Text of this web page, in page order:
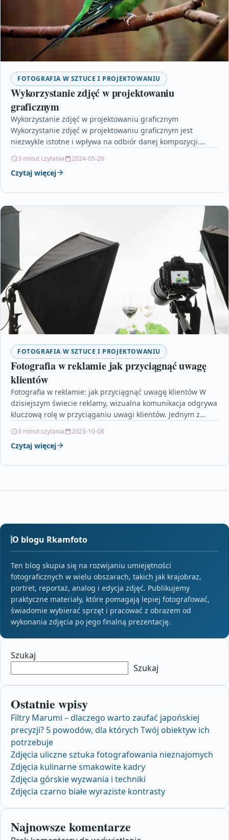
FOTOGRAFIA W SZTUCE I PROJEKTOWANIU
Wykorzystanie zdjęć w projektowaniu
graficznym
Wykorzystanie zdjęć w projektowaniu graficznym
Wykorzystanie zdjęć w projektowaniu graficznym jest
niezwykle istotne i wpływa na odbiór danej kompozycji.
3 minut czytania 2024-05-26
Czytaj więcej
FOTOGRAFIA W SZTUCE I PROJEKTOWANIU
Fotografia w reklamie jak przyciągnąć uwagę
klientów
Fotografia w reklamie: jak przyciągnąć uwagę klientów W
dzisiejszym świecie reklamy, wizualna komunikacja odgrywa
kluczową rolę w przyciąganiu uwagi klientów. Jednym z
3 minut czytania 2023-10-08
Czytaj więcej
O blogu Rkamfoto
Ten blog skupia się na rozwijaniu umiejętności
fotograficznych w wielu obszarach, takich jak krajobraz,
portret, reportaż, analog i edycja zdjęć. Publikujemy
praktyczne materiały, które pomagają lepiej fotografować,
świadomie wybierać sprzęt i pracować z obrazem od
wykonania zdjęcia po jego finalną prezentację.
Szukaj
Szukaj
Ostatnie wpisy
Filtry Marumi – dlaczego warto zaufać japońskiej
precyzji? 5 powodów, dla których Twój obiektyw ich
potrzebuje
Zdjęcia uliczne sztuka fotografowania nieznajomych
Zdjęcia kulinarne smakowite kadry
Zdjęcia górskie wyzwania i techniki
Zdjęcia czarno białe wyraziste kontrasty
Najnowsze komentarze